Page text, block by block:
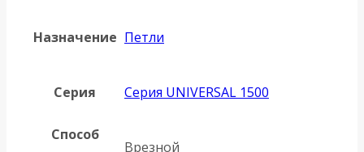
Назначение Петли
Серия Серия UNIVERSAL 1500
Способ
Врезной